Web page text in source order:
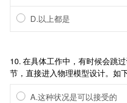
D.以上都是
10. 在具体工作中，有时候会跳
节，直接进入物理模型设计。如
A.这种状况是可以接受的